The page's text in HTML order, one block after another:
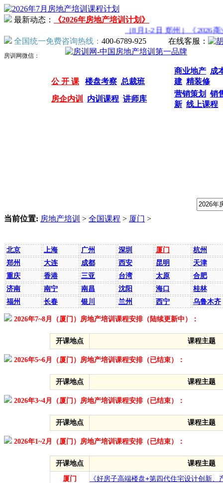
最新动态：
《2026年房地产培训计划》
（8月1-2日 郑州）《2026商业
全国统一免费咨询热线： 400-6789-925 在线客服：
房训网微信：
公 开 课 楼盘考察 总裁班
商业地产 成
建 精装修
房企内训 内训课程 讲师库
营销策划
销
新 线上课程
当前位置: 房地产培训 > 全国课程 > 厦门 >
北京 上海 广州 深圳 厦门
杭州
郑州
大连 成都 西安 昆明
天津
重庆
香港 三亚 台湾 太原
合肥
济南
南宁 南昌 沈阳 海口
桂林
福州
长春 银川 兰州 西宁 乌鲁木齐
2026年7~8月（厦门）房地产培训课程安排（陆续更新中）：
开课地点 课程主题
2026年5~6月（厦门）房地产培训课程安排（已结束）：
开课地点 课程主题
2026年3~4月（厦门）房地产培训课程安排（已结束）：
开课地点 课程主题
2026年1~2月（厦门）房地产培训课程安排（已结束）：
开课地点 课程主题
厦门 《好房子高端楼盘+第四代住宅设计创新